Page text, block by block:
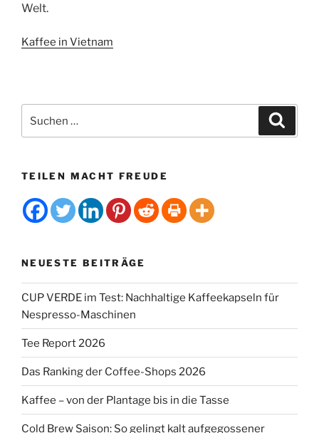
Welt.
Kaffee in Vietnam
nach:
TEILEN MACHT FREUDE
NEUESTE BEITRÄGE
CUP VERDE im Test: Nachhaltige Kaffeekapseln für
Nespresso-Maschinen
Tee Report 2026
Das Ranking der Coffee-Shops 2026
Kaffee – von der Plantage bis in die Tasse
Cold Brew Saison: So gelingt kalt aufgegossener